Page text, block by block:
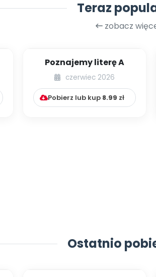
Teraz
zobacz
Poznajemy literę A
czerwiec 2026
Pobierz lub kup 8.99 zł
Ostatnio